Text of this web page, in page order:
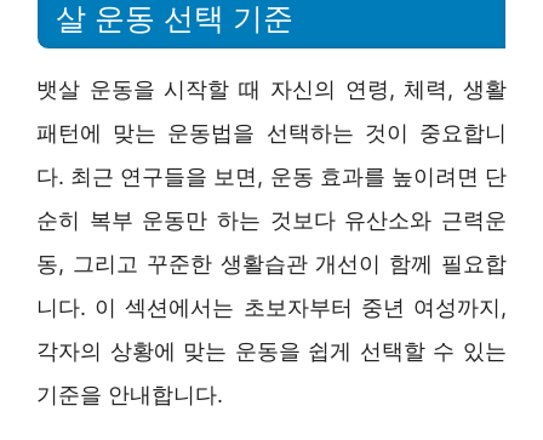
살 운동 선택 기준
뱃살 운동을 시작할 때 자신의 연령, 체력, 생활
패턴에 맞는 운동법을 선택하는 것이 중요합니
다. 최근 연구들을 보면, 운동 효과를 높이려면 단
순히 복부 운동만 하는 것보다 유산소와 근력운
동, 그리고 꾸준한 생활습관 개선이 함께 필요합
니다. 이 섹션에서는 초보자부터 중년 여성까지,
각자의 상황에 맞는 운동을 쉽게 선택할 수 있는
기준을 안내합니다.